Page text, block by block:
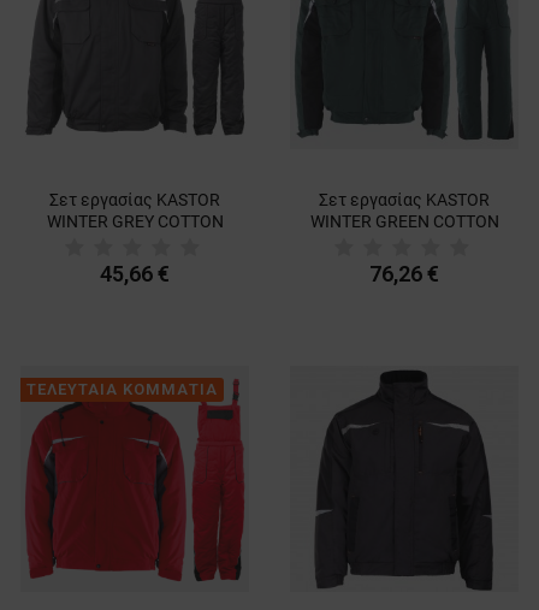
Σετ εργασίας KASTOR
WINTER GREY COTTON
45,66 €
Σετ εργασίας KASTOR
WINTER GREEN COTTON
76,26 €
ΤΕΛΕΥΤΑΙΑ ΚΟΜΜΑΤΙΑ